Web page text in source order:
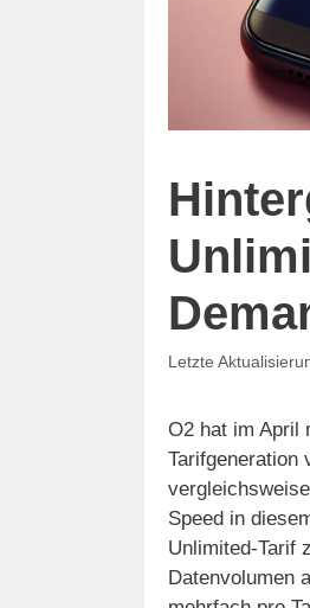
O2 hat im April
Tarifgeneration
Speed in
Unlimited-Tarif
Datenvolumen